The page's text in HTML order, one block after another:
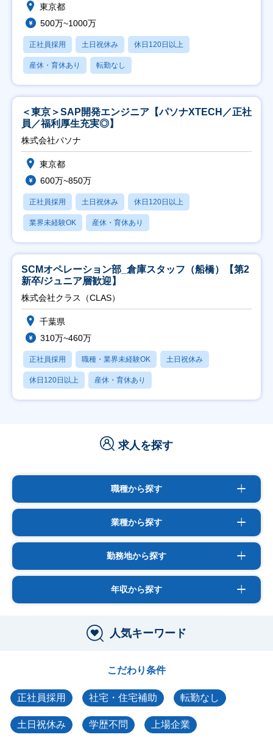
東京都
500万~1000万
正社員採用 土日祝休み 休日120日以上
産休・育休あり 転勤なし
＜東京＞SAP開発エンジニア【パソナXTECH／正社
員／福利厚生充実◎】
株式会社パソナ
東京都
600万~850万
正社員採用 土日祝休み 休日120日以上
業界未経験OK 産休・育休あり
SCMオペレーション部_倉庫スタッフ（船橋）【第2
新卒/ジュニア層歓迎】
株式会社クラス（CLAS）
千葉県
310万~460万
正社員採用 職種・業界未経験OK 土日祝休み
休日120日以上 産休・育休あり
求人を探す
職種から探す
業種から探す
勤務地から探す
年収から探す
人気キーワード
こだわり条件
正社員採用 社宅・住宅補助 転勤なし
土日祝休み 学歴不問 上場企業